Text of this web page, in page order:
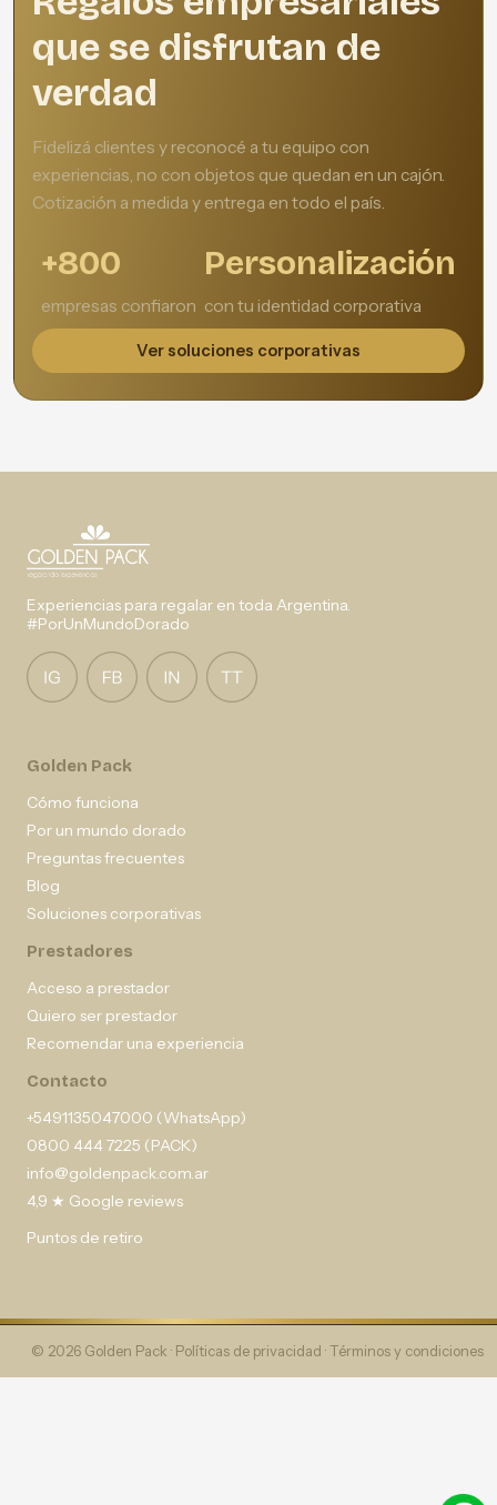
que se disfrutan de
verdad
Fidelizá clientes y reconocé a tu equipo con
experiencias, no con objetos que quedan en un cajón.
Cotización a medida y entrega en todo el país.
+800
empresas confiaron
Personalización
con tu identidad corporativa
Ver soluciones corporativas
Experiencias para regalar en toda Argentina.
#PorUnMundoDorado
Golden Pack
Cómo funciona
Por un mundo dorado
Preguntas frecuentes
Blog
Soluciones corporativas
Prestadores
Acceso a prestador
Quiero ser prestador
Recomendar una experiencia
Contacto
+5491135047000 (WhatsApp)
0800 444 7225 (PACK)
info@goldenpack.com.ar
4,9 ★ Google reviews
Puntos de retiro
© 2026 Golden Pack · Políticas de privacidad · Términos y condiciones